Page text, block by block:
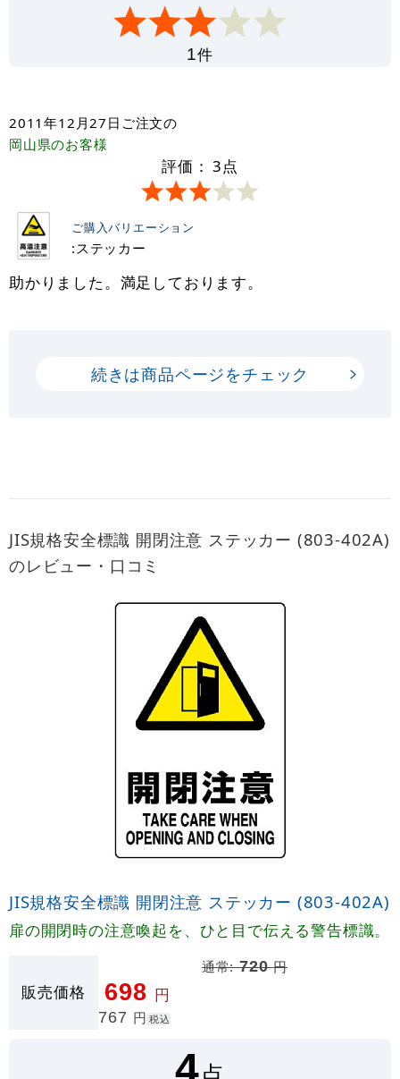
1件
2011年12月27日 ご注文の
岡山県のお客様
評価： 3点
ご購入バリエーション
:ステッカー
助かりました。満足しております。
続きは商品ページをチェック
JIS規格安全標識 開閉注意 ステッカー (803-402A)
のレビュー・口コミ
JIS規格安全標識 開閉注意 ステッカー (803-402A)
扉の開閉時の注意喚起を、ひと目で伝える警告標識。
販売価格
通常:720円
698 円
767 円 税込
4